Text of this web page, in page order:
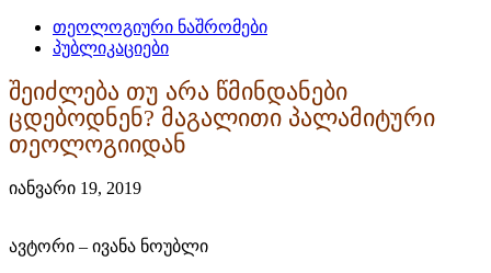
თეოლოგიური ნაშრომები
პუბლიკაციები
შეიძლება თუ არა წმინდანები
ცდებოდნენ? მაგალითი პალამიტური
თეოლოგიიდან
იანვარი 19, 2019
ავტორი – ივანა ნოუბლი